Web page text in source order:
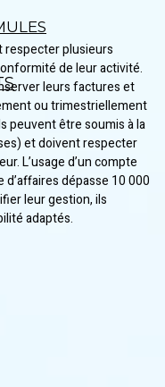
respecter plusieurs
de leur activité.
leurs factures et
ou trimestriellement
peuvent être soumis à la
et doivent respecter
L’usage d’un compte
dépasse 10 000
leur gestion, ils
adaptés.